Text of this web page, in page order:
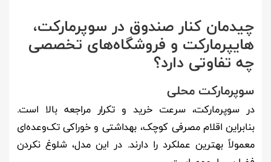
چیدمان کنار صندوق در سوپرمارکت،
هایپرمارکت و فروشگاه‌های تخصصی
چه تفاوتی دارد؟
سوپرمارکت محلی
در سوپرمارکت، سرعت خرید و تکرار مراجعه بالا است.
بنابراین اقلام مصرفی کوچک، بهداشتی و خوراکی تک‌وعده‌ای
معمولاً بهترین عملکرد را دارند. در این مدل، شلوغ نکردن